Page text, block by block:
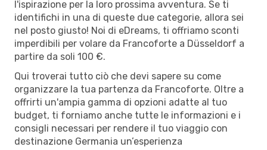
l'ispirazione per la loro prossima avventura. Se ti
identifichi in una di queste due categorie, allora sei
nel posto giusto! Noi di eDreams, ti offriamo sconti
imperdibili per volare da Francoforte a Düsseldorf a
partire da soli 100 €.
Qui troverai tutto ciò che devi sapere su come
organizzare la tua partenza da Francoforte. Oltre a
offrirti un'ampia gamma di opzioni adatte al tuo
budget, ti forniamo anche tutte le informazioni e i
consigli necessari per rendere il tuo viaggio con
destinazione Germania un’esperienza